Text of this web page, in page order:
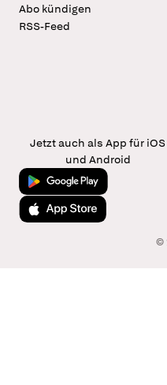
Abo kündigen
RSS-Feed
Jetzt auch als App für iOS
und Android
Jetzt bei Google Play
Laden im App Store
©